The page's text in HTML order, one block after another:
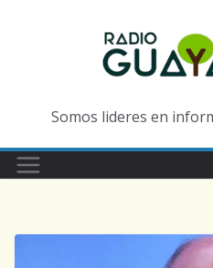
Somos lideres en